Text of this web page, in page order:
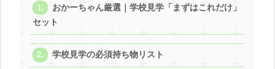
おかーちゃん厳選｜学校見学「まずはこれだけ」
セット
学校見学の必須持ち物リスト